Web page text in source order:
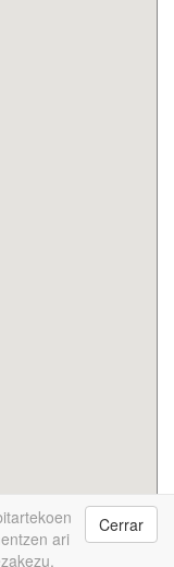
Cerrar
ari
Puntu berde
Berriak